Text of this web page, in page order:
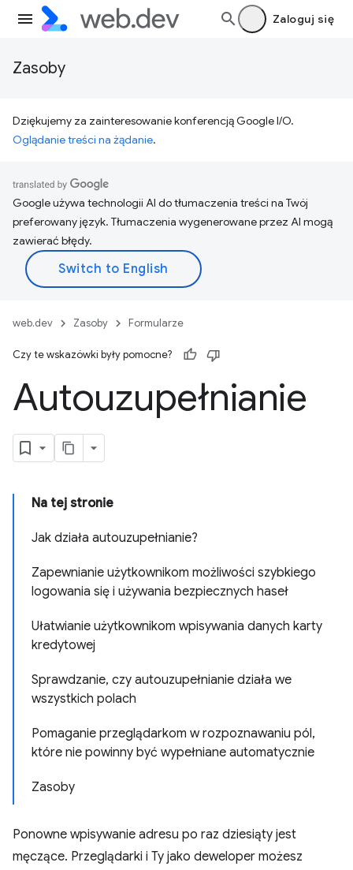
Zaloguj się
Zasoby
Dziękujemy za zainteresowanie konferencją Google I/O.
Oglądanie treści na żądanie.
Google używa technologii AI do tłumaczenia treści na Twój
preferowany język. Tłumaczenia wygenerowane przez AI mogą
zawierać błędy.
web.dev Zasoby Formularze
Czy te wskazówki były pomocne?
Autouzupełnianie
Na tej stronie
Jak działa autouzupełnianie?
Zapewnianie użytkownikom możliwości szybkiego
logowania się i używania bezpiecznych haseł
Ułatwianie użytkownikom wpisywania danych karty
kredytowej
Sprawdzanie, czy autouzupełnianie działa we
wszystkich polach
Pomaganie przeglądarkom w rozpoznawaniu pól,
które nie powinny być wypełniane automatycznie
Zasoby
Ponowne wpisywanie adresu po raz dziesiąty jest
męczące. Przeglądarki i Ty jako deweloper możesz